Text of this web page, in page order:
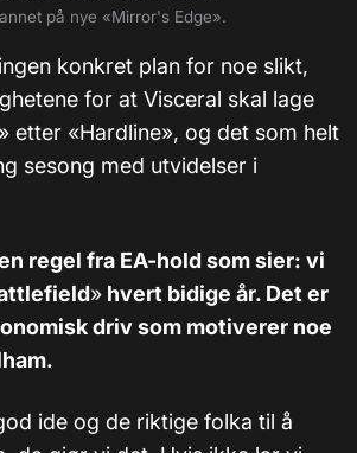
på nye «Mirror's Edge».
konkret plan for noe slikt,
for at Visceral skal lage
etter «Hardline», og det som helt
sesong med utvidelser i
regel fra EA-hold som sier: vi
» hvert bidige år. Det er
driv som motiverer noe
ide og de riktige folka til å